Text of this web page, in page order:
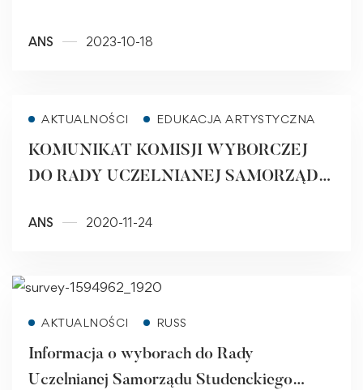
ANS 2023-10-18
AKTUALNOŚCI EDUKACJA ARTYSTYCZNA
KOMUNIKAT KOMISJI WYBORCZEJ
DO RADY UCZELNIANEJ SAMORZĄDU
WYŻSZEJ SZKOŁY ZAWODOWEJ W
ANS 2020-11-24
AKTUALNOŚCI RUSS
Informacja o wyborach do Rady
Uczelnianej Samorządu Studenckiego